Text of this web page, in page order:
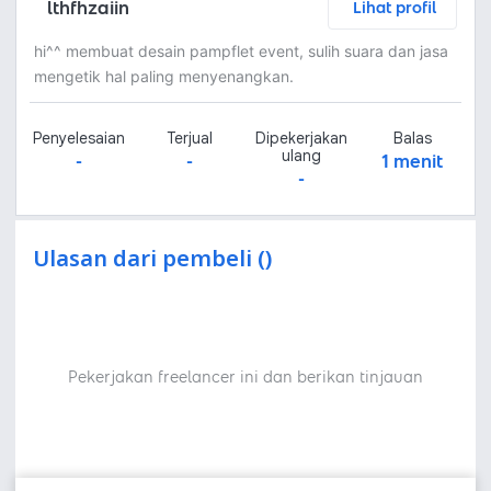
lthfhzaiin Lihat profil
hi^^ membuat desain pampflet event, sulih suara dan jasa
mengetik hal paling menyenangkan.
Penyelesaian
-
Terjual
-
Dipekerjakan
ulang
-
Balas
1 menit
Ulasan dari pembeli ()
Pekerjakan freelancer ini dan berikan tinjauan